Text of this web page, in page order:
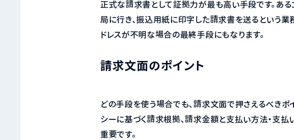
正式な請求書として証拠力が最も高い手段です。あ
局に行き、振込用紙に印字した請求書を送るという
ドレスが不明な場合の最終手段にもなります。
請求文面のポイント
どの手段を使う場合でも、請求文面で押さえるべきポ
シーに基づく請求根拠、請求金額と支払い方法・支払
重要です。